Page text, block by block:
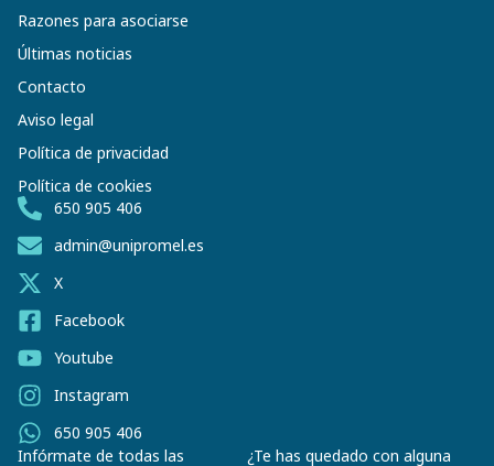
Razones para asociarse
Últimas noticias
Contacto
Aviso legal
Política de privacidad
Política de cookies
650 905 406
admin@unipromel.es
X
Facebook
Youtube
Instagram
650 905 406
Infórmate de todas las
¿Te has quedado con alguna